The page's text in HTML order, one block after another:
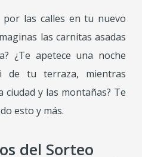
por las calles en tu nuevo
las carnitas asadas
¿Te apetece una noche
de tu terraza, mientras
y las montañas? Te
esto y más.
del Sorteo